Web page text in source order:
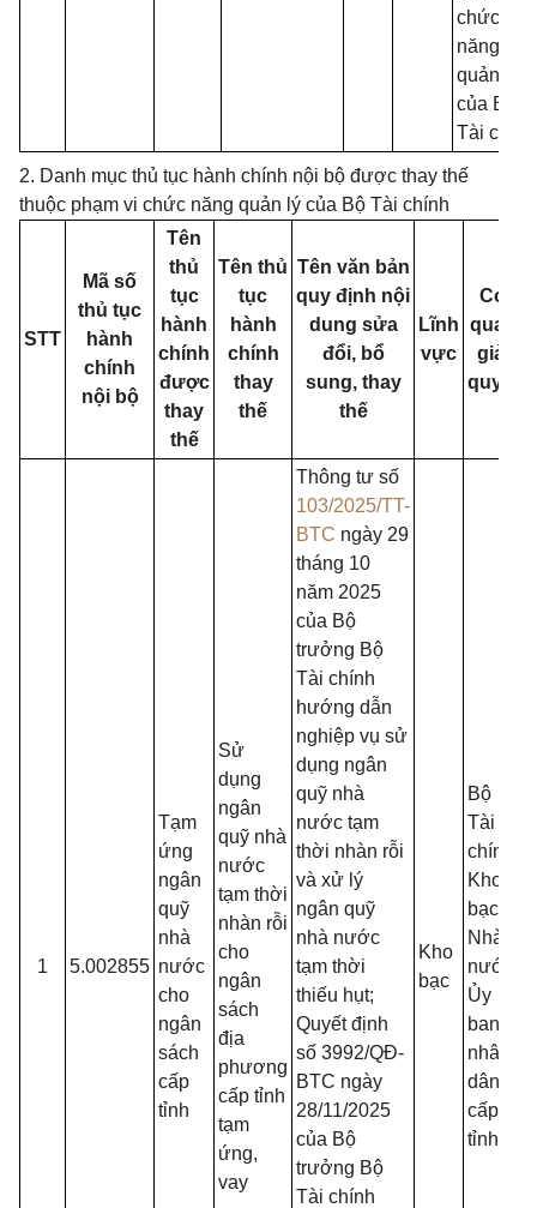
chức
năng
quản lý
của Bộ
Tài chính
2. Danh mục thủ tục hành chính nội bộ được thay thế
thuộc phạm vi chức năng quản lý của Bộ Tài chính
STT
Mã số
thủ tục
hành
chính
nội bộ
Tên
thủ
tục
hành
chính
được
thay
thế
Tên thủ
tục
hành
chính
thay
thế
Tên văn bản
quy định nội
dung sửa
đổi, bổ
sung, thay
thế
Lĩnh
vực
Cơ
quan
giải
quyết
1 5.002855
Tạm
ứng
ngân
quỹ
nhà
nước
cho
ngân
sách
cấp
tỉnh
Sử
dụng
ngân
quỹ nhà
nước
tạm thời
nhàn rỗi
cho
ngân
sách
địa
phương
cấp tỉnh
tạm
ứng,
vay
Thông tư số
103/2025/TT-
BTC ngày 29
tháng 10
năm 2025
của Bộ
trưởng Bộ
Tài chính
hướng dẫn
nghiệp vụ sử
dụng ngân
quỹ nhà
nước tạm
thời nhàn rỗi
và xử lý
ngân quỹ
nhà nước
tạm thời
thiếu hụt;
Quyết định
số 3992/QĐ-
BTC ngày
28/11/2025
của Bộ
trưởng Bộ
Tài chính
Kho
bạc
Bộ
Tài
chính,
Kho
bạc
Nhà
nước,
Ủy
ban
nhân
dân
cấp
tỉnh